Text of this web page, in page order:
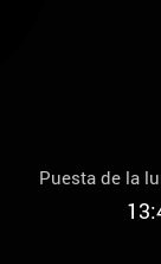
Puesta de la